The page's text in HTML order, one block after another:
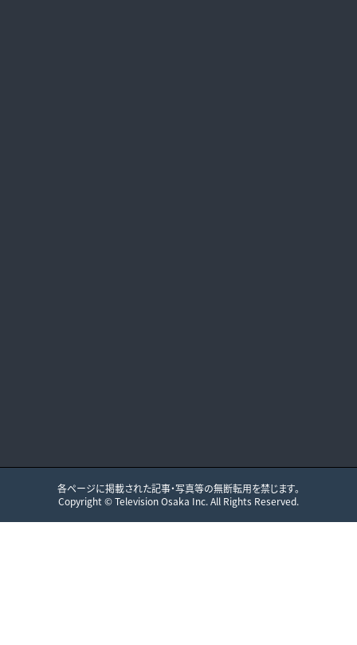
各ページに掲載された記事・写真等の無断転用を禁じます。
Copyright ©Television Osaka Inc. All Rights Reserved.